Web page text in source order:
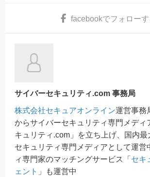
facebookでフォローす
サイバーセキュリティ.com 事務局
株式会社セキュアオンライン運営事務
からサイバーセキュリティ専門メディ
キュリティ.com」を立ち上げ、国内最
セキュリティ専門メディアとして運営
ィ専門家のマッチングサービス「 セキ
ェント 」も運営中